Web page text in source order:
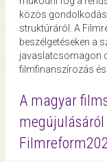
közös
struktúráról. A
beszélgetéseken a
javaslatcsomagon
filmfinanszírozás és
A magyar